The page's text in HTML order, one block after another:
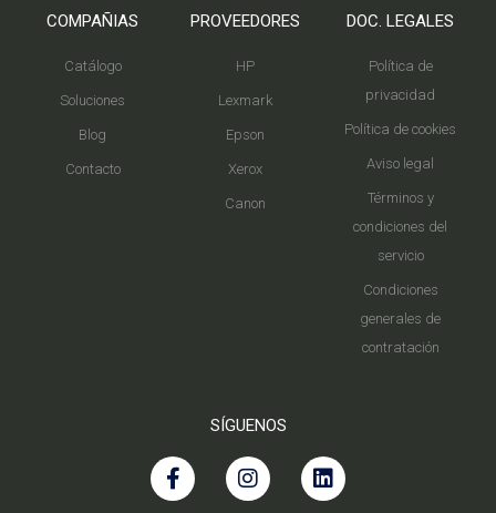
COMPAÑIAS
Catálogo
Soluciones
Blog
Contacto
PROVEEDORES
HP
Lexmark
Epson
Xerox
Canon
DOC. LEGALES
Política de
privacidad
Política de cookies
Aviso legal
Términos y
condiciones del
servicio
Condiciones
generales de
contratación
SÍGUENOS